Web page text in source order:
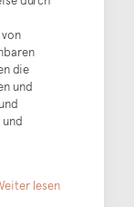
die
und
lesen